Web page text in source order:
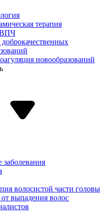
терапия
ВПЧ
новообразований
волосистой части головы
выпадения волос